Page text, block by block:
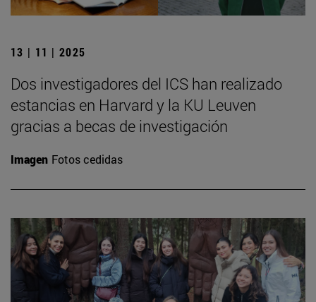
13 | 11 | 2025
Dos investigadores del ICS han realizado
estancias en Harvard y la KU Leuven
gracias a becas de investigación
Imagen Fotos cedidas